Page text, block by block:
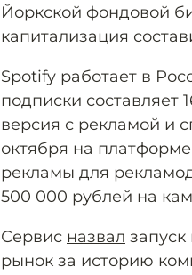
Йоркской фондовой
капитализация
Spotify работает в
подписки составляет
версия с рекламой и
октября на
рекламы для
500 000 рублей на
Сервис назвал
рынок за историю